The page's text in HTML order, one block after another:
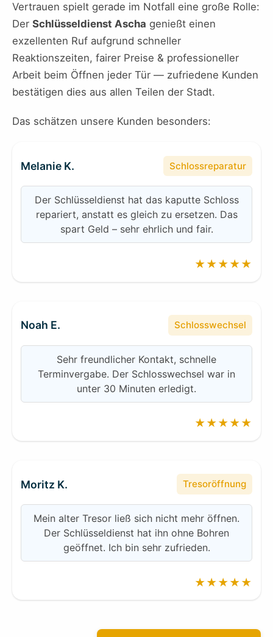
Vertrauen spielt gerade im Notfall eine große Rolle:
Der Schlüsseldienst Ascha genießt einen
exzellenten Ruf aufgrund schneller
Reaktionszeiten, fairer Preise & professioneller
Arbeit beim Öffnen jeder Tür — zufriedene Kunden
bestätigen dies aus allen Teilen der Stadt.
Das schätzen unsere Kunden besonders:
Melanie K. Schlossreparatur
Der Schlüsseldienst hat das kaputte Schloss
repariert, anstatt es gleich zu ersetzen. Das
spart Geld – sehr ehrlich und fair.
★★★★★
Noah E. Schlosswechsel
Sehr freundlicher Kontakt, schnelle
Terminvergabe. Der Schlosswechsel war in
unter 30 Minuten erledigt.
★★★★★
Moritz K. Tresoröffnung
Mein alter Tresor ließ sich nicht mehr öffnen.
Der Schlüsseldienst hat ihn ohne Bohren
geöffnet. Ich bin sehr zufrieden.
★★★★★